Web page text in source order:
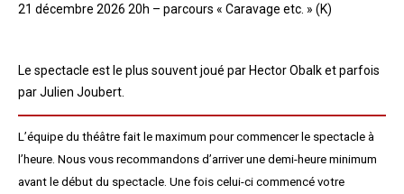
21 décembre 2026 20h – parcours « Caravage etc. » (K)
Le spectacle est le plus souvent joué par Hector Obalk et parfois
par Julien Joubert.
L’équipe du théâtre fait le maximum pour commencer le spectacle à
l’heure. Nous vous recommandons d’arriver une demi-heure minimum
avant le début du spectacle. Une fois celui-ci commencé votre